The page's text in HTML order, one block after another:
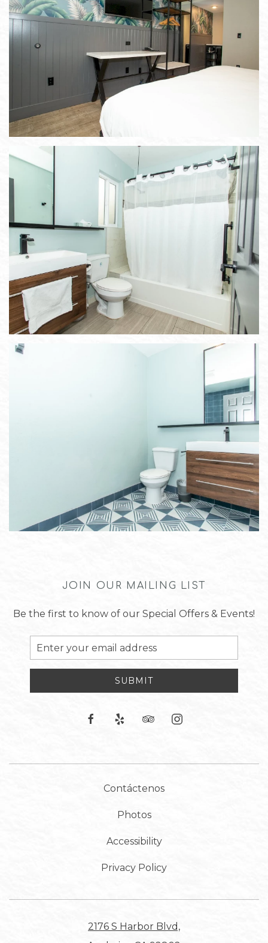
JOIN OUR MAILING LIST
Be the first to know of our Special Offers & Events!
Email
Address
SUBMIT
facebook
yelp tripadvisorinstagram
Contáctenos
Photos
Accessibility
Privacy Policy
2176 S Harbor Blvd,